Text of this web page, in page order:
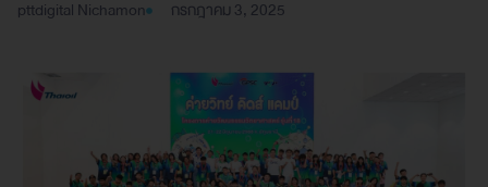
pttdigital Nichamon กรกฎาคม 3, 2025